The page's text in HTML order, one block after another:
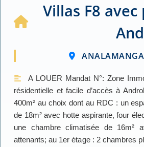
Villas F8
A LOUER Mandat N°: Zone
résidentielle et facile d’accès à
400m² au choix dont au RDC : un
de 18m² avec hotte aspirante, four
une chambre climatisée de
attenants; au 1er étage : 2 chambres